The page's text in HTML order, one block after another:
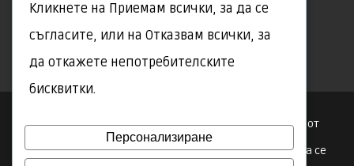
Всички наши шофьори са професионалисти с
доказан опит и дългогодишен стаж.
Copyright © 2026 А-ТУР ЕООД. Темата е разработена от
Customify.Icons by iconixar – Flaticon. Уеб страницата се
Кликнете на Приемам всички, за да се
съгласите, или на Отказвам всички, за
да откажете непотребителските
бисквитки.
Персонализиране